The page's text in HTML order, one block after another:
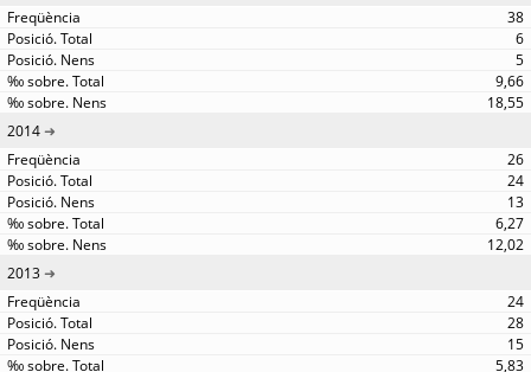
38
6
5
9,66
18,55
2014
26
24
13
6,27
12,02
2013
24
28
15
5,83